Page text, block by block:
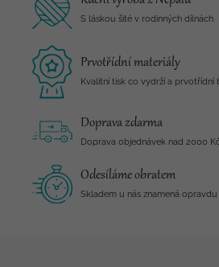
S láskou šité v rodinných dílnách
Prvotřídní materiály
Kvalitní tisk co vydrží a prvotřídní
Doprava zdarma
Doprava objednávek nad 2000
Odesíláme obratem
Skladem u nás znamená